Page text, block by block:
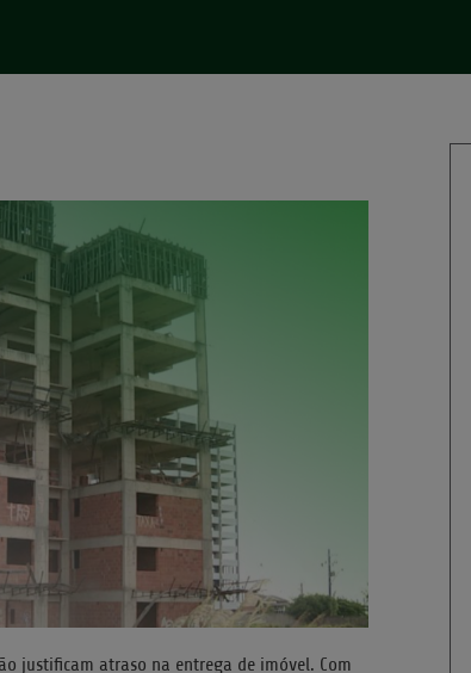
justificam atraso na entrega de imóvel. Com